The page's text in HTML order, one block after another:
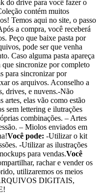
do drive para você fazer o
contém muitos
Temos aqui no site, o passo
a compra, você receberá
Peço que baixe pasta por
pode ser que venha
Caso alguma pasta apareça
sincronize por completo
para sincronizar por
os arquivos. Aconselho a
drives, e nuvens.-Não
artes, elas vão como estão
sem lettering e ilutrações
combinações. – Artes
– Miolos enviados em
Você pode: -Utilizar o kit
-Utilizar as ilustrações
para vendas.Você
rachar e vender os
utilizaremos os meios
DIGITAIS,